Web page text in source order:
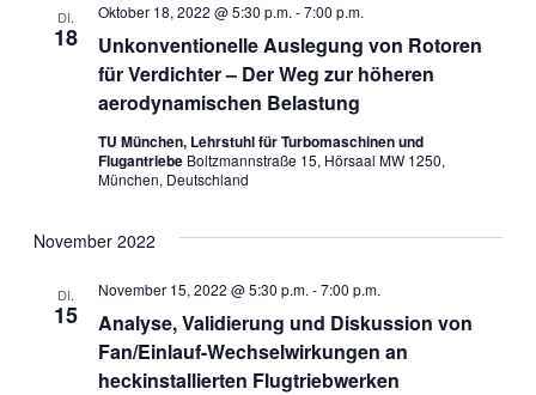
DI.
18
Unkonventionelle Auslegung von Rotoren
für Verdichter – Der Weg zur höheren
aerodynamischen Belastung
Oktober 18, 2022 @ 5:30 p.m. -7:00 p.m.
TU München, Lehrstuhl für Turbomaschinen und
Flugantriebe Boltzmannstraße 15, Hörsaal MW 1250,
München, Deutschland
November 2022
DI.
15
Analyse, Validierung und Diskussion von
Fan/Einlauf-Wechselwirkungen an
heckinstallierten Flugtriebwerken
November 15, 2022 @ 5:30 p.m. -7:00 p.m.